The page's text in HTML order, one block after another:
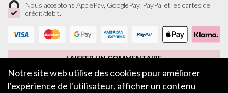
Nous acceptons ApplePay, GooglePay, PayPal et les cartes de
crédit/débit.
LAISSER UN COMMENTAIRE
Notre site web utilise des cookies pour améliorer
l'expérience de l'utilisateur, afficher un contenu